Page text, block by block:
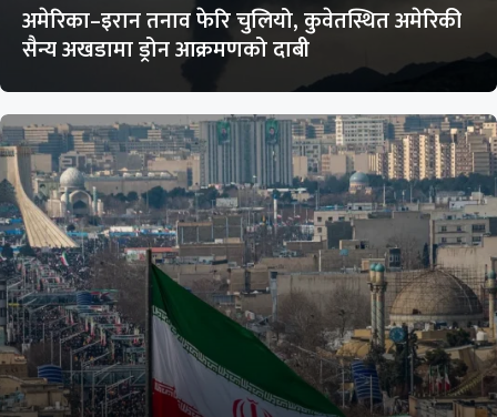
अमेरिका–इरान तनाव फेरि चुलियो, कुवेतस्थित अमेरिकी
सैन्य अखडामा ड्रोन आक्रमणको दाबी